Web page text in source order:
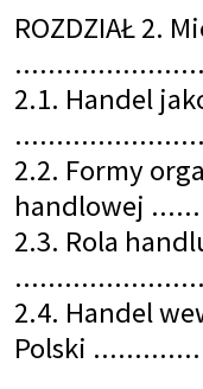
ROZDZIAŁ 2.
2.1. Handel
2.2. Formy
handlowej
2.3. Rola
2.4. Handel
Polski